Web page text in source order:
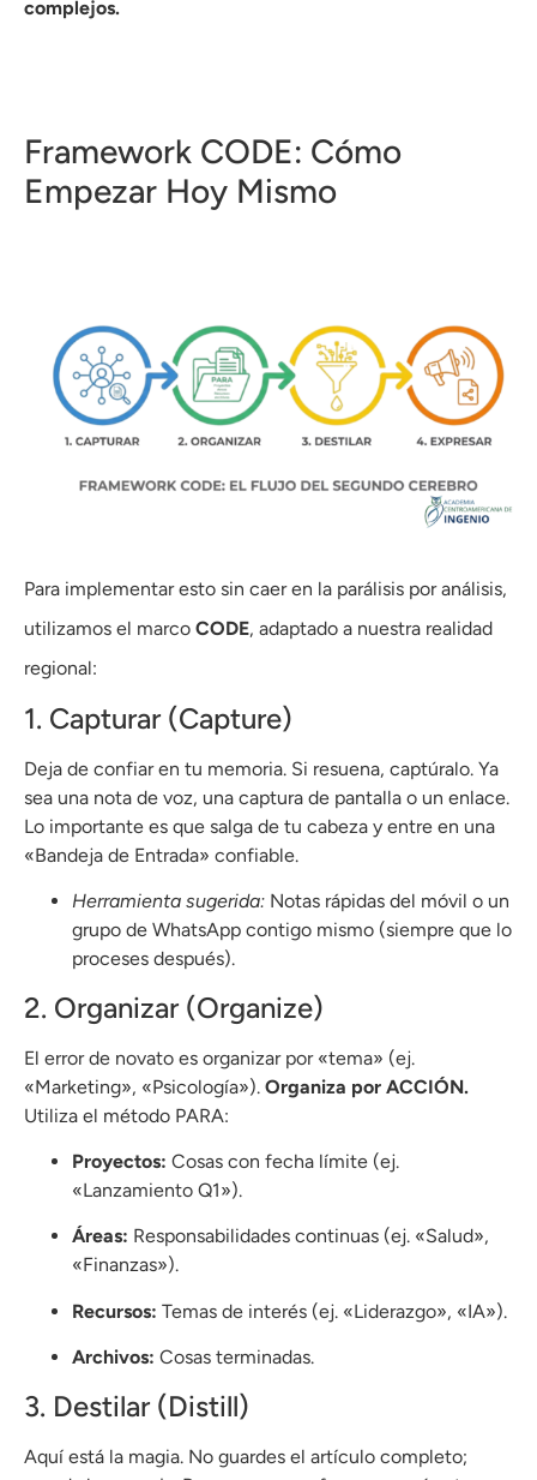
complejos.
Framework CODE: Cómo
Empezar Hoy Mismo
Para implementar esto sin caer en la parálisis por análisis,
utilizamos el marco CODE, adaptado a nuestra realidad
regional:
1. Capturar (Capture)
Deja de confiar en tu memoria. Si resuena, captúralo. Ya
sea una nota de voz, una captura de pantalla o un enlace.
Lo importante es que salga de tu cabeza y entre en una
«Bandeja de Entrada» confiable.
Herramienta sugerida: Notas rápidas del móvil o un
grupo de WhatsApp contigo mismo (siempre que lo
proceses después).
2. Organizar (Organize)
El error de novato es organizar por «tema» (ej.
«Marketing», «Psicología»). Organiza por ACCIÓN.
Utiliza el método PARA:
Proyectos: Cosas con fecha límite (ej.
«Lanzamiento Q1»).
Áreas: Responsabilidades continuas (ej. «Salud»,
«Finanzas»).
Recursos: Temas de interés (ej. «Liderazgo», «IA»).
Archivos: Cosas terminadas.
3. Destilar (Distill)
Aquí está la magia. No guardes el artículo completo;